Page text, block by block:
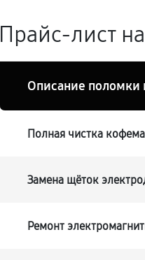
Прайс-лист
Описание поломки
Полная чистка
Замена щёток
Ремонт